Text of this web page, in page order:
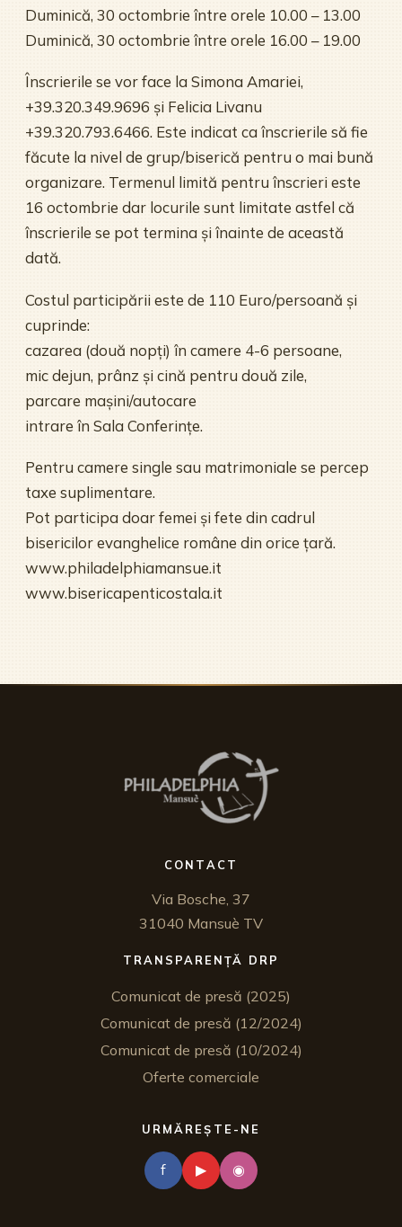
Duminică, 30 octombrie între orele 10.00 – 13.00
Duminică, 30 octombrie între orele 16.00 – 19.00
Înscrierile se vor face la Simona Amariei,
+39.320.349.9696 și Felicia Livanu
+39.320.793.6466. Este indicat ca înscrierile să fie
făcute la nivel de grup/biserică pentru o mai bună
organizare. Termenul limită pentru înscrieri este
16 octombrie dar locurile sunt limitate astfel că
înscrierile se pot termina și înainte de această
dată.
Costul participării este de 110 Euro/persoană și
cuprinde:
cazarea (două nopți) în camere 4-6 persoane,
mic dejun, prânz și cină pentru două zile,
parcare mașini/autocare
intrare în Sala Conferințe.
Pentru camere single sau matrimoniale se percep
taxe suplimentare.
Pot participa doar femei și fete din cadrul
bisericilor evanghelice române din orice țară.
www.philadelphiamansue.it
www.bisericapenticostala.it
CONTACT
Via Bosche, 37
31040 Mansuè TV
TRANSPARENȚĂ DRP
Comunicat de presă (2025)
Comunicat de presă (12/2024)
Comunicat de presă (10/2024)
Oferte comerciale
URMĂREȘTE-NE
f ▶ ◉